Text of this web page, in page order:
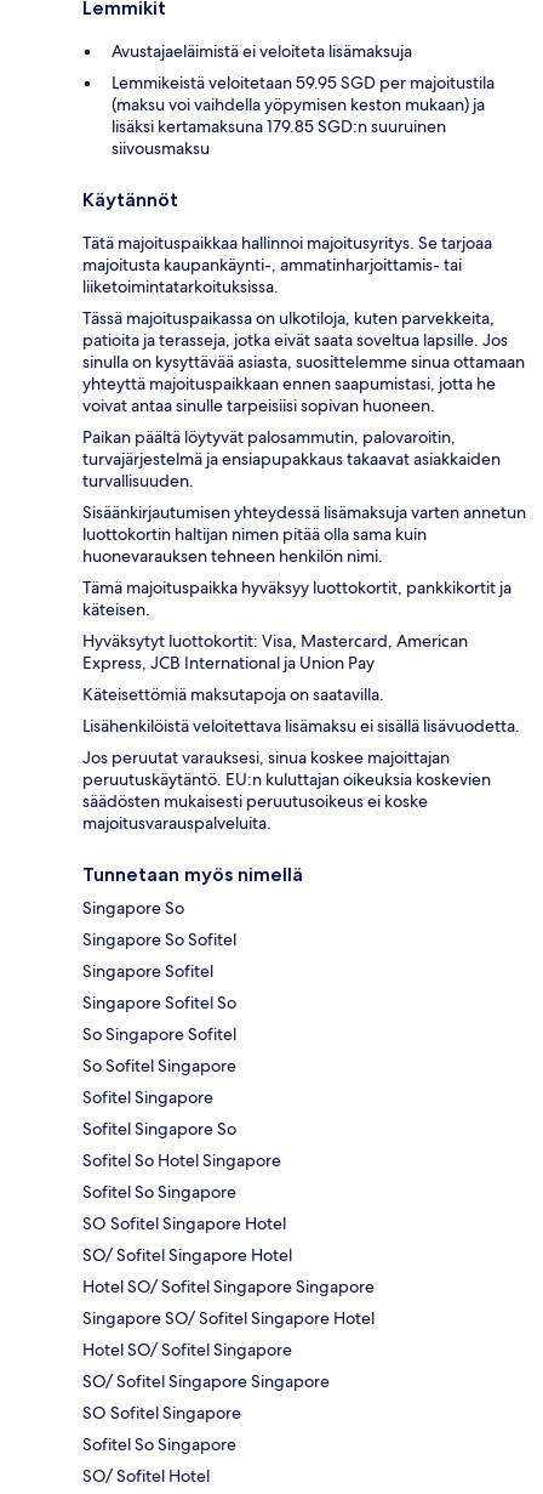
Lemmikit
Avustajaeläimistä ei veloiteta lisämaksuja
Lemmikeistä veloitetaan 59.95 SGD per majoitustila
(maksu voi vaihdella yöpymisen keston mukaan) ja
lisäksi kertamaksuna 179.85 SGD:n suuruinen
siivousmaksu
Käytännöt
Tätä majoituspaikkaa hallinnoi majoitusyritys. Se tarjoaa
majoitusta kaupankäynti-, ammatinharjoittamis- tai
liiketoimintatarkoituksissa.
Tässä majoituspaikassa on ulkotiloja, kuten parvekkeita,
patioita ja terasseja, jotka eivät saata soveltua lapsille. Jos
sinulla on kysyttävää asiasta, suosittelemme sinua ottamaan
yhteyttä majoituspaikkaan ennen saapumistasi, jotta he
voivat antaa sinulle tarpeisiisi sopivan huoneen.
Paikan päältä löytyvät palosammutin, palovaroitin,
turvajärjestelmä ja ensiapupakkaus takaavat asiakkaiden
turvallisuuden.
Sisäänkirjautumisen yhteydessä lisämaksuja varten annetun
luottokortin haltijan nimen pitää olla sama kuin
huonevarauksen tehneen henkilön nimi.
Tämä majoituspaikka hyväksyy luottokortit, pankkikortit ja
käteisen.
Hyväksytyt luottokortit: Visa, Mastercard, American
Express, JCB International ja Union Pay
Käteisettömiä maksutapoja on saatavilla.
Lisähenkilöistä veloitettava lisämaksu ei sisällä lisävuodetta.
Jos peruutat varauksesi, sinua koskee majoittajan
peruutuskäytäntö. EU:n kuluttajan oikeuksia koskevien
säädösten mukaisesti peruutusoikeus ei koske
majoitusvarauspalveluita.
Tunnetaan myös nimellä
Singapore So
Singapore So Sofitel
Singapore Sofitel
Singapore Sofitel So
So Singapore Sofitel
So Sofitel Singapore
Sofitel Singapore
Sofitel Singapore So
Sofitel So Hotel Singapore
Sofitel So Singapore
SO Sofitel Singapore Hotel
SO/ Sofitel Singapore Hotel
Hotel SO/ Sofitel Singapore Singapore
Singapore SO/ Sofitel Singapore Hotel
Hotel SO/ Sofitel Singapore
SO/ Sofitel Singapore Singapore
SO Sofitel Singapore
Sofitel So Singapore
SO/ Sofitel Hotel